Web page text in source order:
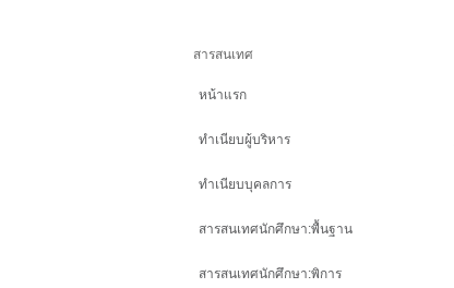
สารสนเทศ
หน้าแรก
ทำเนียบผู้บริหาร
ทำเนียบบุคลการ
สารสนเทศนักศึกษา:พื้นฐาน
สารสนเทศนักศึกษา:พิการ